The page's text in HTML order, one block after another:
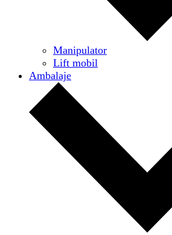
Manipulator
Lift mobil
Ambalaje